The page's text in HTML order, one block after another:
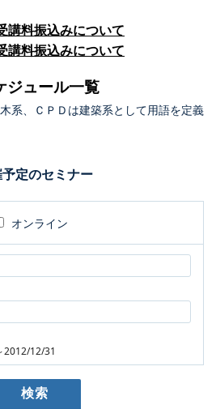
講料振込みについて
講料振込みについて
ジュール一覧
系、ＣＰＤは建築系として用語を定義
定のセミナー
オンライン
2012/12/31